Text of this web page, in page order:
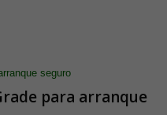
para arranque